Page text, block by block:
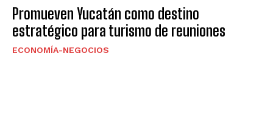
Promueven Yucatán como destino
estratégico para turismo de reuniones
ECONOMÍA-NEGOCIOS